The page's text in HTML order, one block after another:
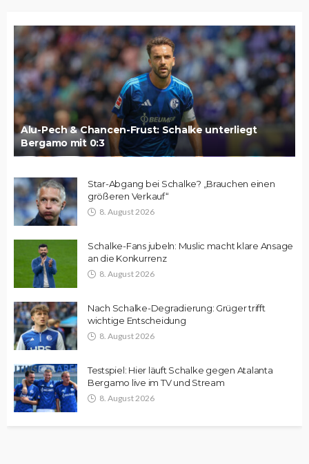
Alu-Pech & Chancen-Frust: Schalke unterliegt
Bergamo mit 0:3
Star-Abgang bei Schalke? „Brauchen einen
größeren Verkauf“
8. August 2026
Schalke-Fans jubeln: Muslic macht klare Ansage
an die Konkurrenz
8. August 2026
Nach Schalke-Degradierung: Grüger trifft
wichtige Entscheidung
8. August 2026
Testspiel: Hier läuft Schalke gegen Atalanta
Bergamo live im TV und Stream
8. August 2026